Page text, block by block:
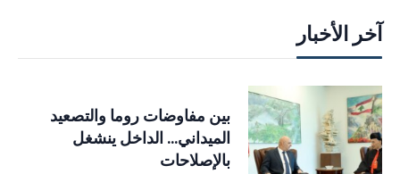
آخر الأخبار
بين مفاوضات روما والتصعيد
الميداني… الداخل ينشغل
بالإصلاحات